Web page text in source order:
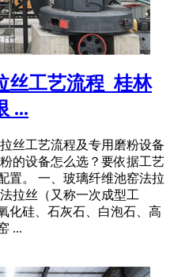
丝工艺流程_桂林
...
丝工艺流程及专用磨粉设备
的设备怎么选？要依据工艺
置。 一、玻璃纤维池窑法拉
拉丝（又称一次成型工
化硅、石灰石、白泡石、高
...